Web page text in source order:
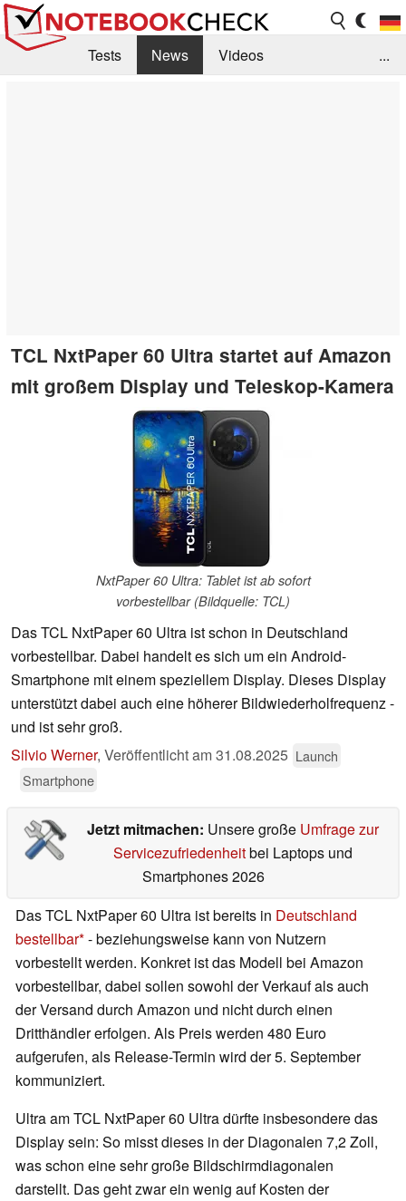
Tests News
Videos
...
TCL NxtPaper 60 Ultra startet auf Amazon
mit großem Display und Teleskop-Kamera
NxtPaper 60 Ultra: Tablet ist ab sofort
vorbestellbar (Bildquelle: TCL)
Das TCL NxtPaper 60 Ultra ist schon in Deutschland
vorbestellbar. Dabei handelt es sich um ein Android-
Smartphone mit einem speziellem Display. Dieses Display
unterstützt dabei auch eine höherer Bildwiederholfrequenz -
und ist sehr groß.
Silvio Werner, Veröffentlicht am31.08.2025 Launch
Smartphone
Jetzt mitmachen: Unsere große Umfrage zur
Servicezufriedenheitbei Laptops und
Smartphones 2026
Das TCL NxtPaper 60 Ultra ist bereits in Deutschland
bestellbar - beziehungsweise kann von Nutzern
vorbestellt werden. Konkret ist das Modell bei Amazon
vorbestellbar, dabei sollen sowohl der Verkauf als auch
der Versand durch Amazon und nicht durch einen
Dritthändler erfolgen. Als Preis werden 480 Euro
aufgerufen, als Release-Termin wird der 5. September
kommuniziert.
Ultra am TCL NxtPaper 60 Ultra dürfte insbesondere das
Display sein: So misst dieses in der Diagonalen 7,2 Zoll,
was schon eine sehr große Bildschirmdiagonalen
darstellt. Das geht zwar ein wenig auf Kosten der